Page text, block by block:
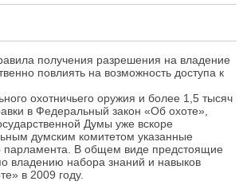
получения разрешения на владение
повлиять на возможность доступа к
охотничьего оружия и более 1,5 тысяч
в Федеральный закон «Об охоте»,
Думы уже вскоре
думским комитетом указанные
парламента. В общем виде предстоящие
владению набора знаний и навыков
в 2009 году.